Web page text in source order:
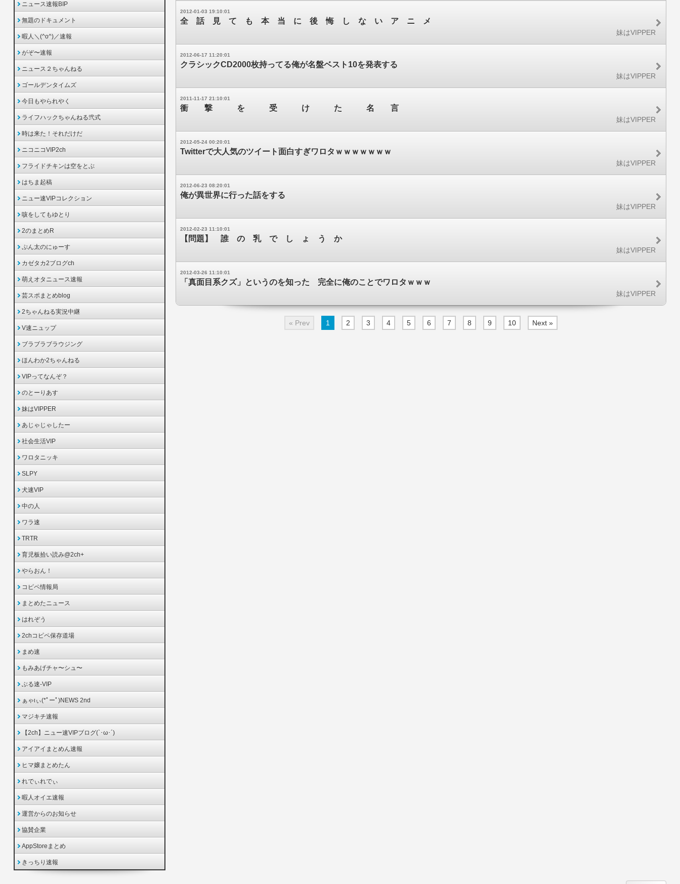
2012-01-03 19:10:01
全 話 見 て も 本 当 に 後 悔 し な い ア ニ メ
妹はVIPPER
2012-06-17 11:20:01
クラシックCD2000枚持ってる俺が名盤ベスト10を発表する
妹はVIPPER
2011-11-17 21:10:01
衝 撃 を 受 け た 名 言
妹はVIPPER
2012-05-24 00:20:01
Twitterで大人気のツイート面白すぎワロタｗｗｗｗｗｗｗ
妹はVIPPER
2012-06-23 08:20:01
俺が異世界に行った話をする
妹はVIPPER
2012-02-23 11:10:01
【問題】 誰 の 乳 で し ょ う か
妹はVIPPER
2012-03-26 11:10:01
「真面目系クズ」というのを知った 完全に俺のことでワロタｗｗｗ
妹はVIPPER
« Prev 1 2 3 4 5 6 7 8 9 10 Next »
ニュース速報BIP
無題のドキュメント
暇人＼(^o^)／速報
がぞ〜速報
ニュース２ちゃんねる
ゴールデンタイムズ
今日もやられやく
ライフハックちゃんねる弐式
時は来た！それだけだ
ニコニコVIP2ch
フライドチキンは空をとぶ
はちま起稿
ニュー速VIPコレクション
咳をしてもゆとり
2のまとめR
ぷん太のにゅーす
カゼタカ2ブログch
萌えオタニュース速報
芸スポまとめblog
2ちゃんねる実況中継
V速ニュップ
ブラブラブラウジング
ほんわか2ちゃんねる
VIPってなんぞ？
のとーりあす
妹はVIPPER
あじゃじゃしたー
社会生活VIP
ワロタニッキ
SLPY
犬速VIP
中の人
ワラ速
TRTR
育児板拾い読み@2ch+
やらおん！
コピペ情報局
まとめたニュース
はれぞう
2chコピペ保存道場
まめ速
もみあげチャ〜シュ〜
ぶる速-VIP
ぁゃιぃ(*ﾟーﾟ)NEWS 2nd
マジキチ速報
【2ch】ニュー速VIPブログ(`･ω･´)
アイアイまとめん速報
ヒマ嬢まとめたん
れでぃれでぃ
暇人オイエ速報
運営からのお知らせ
協賛企業
AppStoreまとめ
きっちり速報